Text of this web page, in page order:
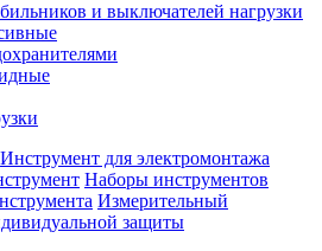
и выключателей нагрузки
Инструмент для электромонтажа
Наборы инструментов
Измерительный
защиты